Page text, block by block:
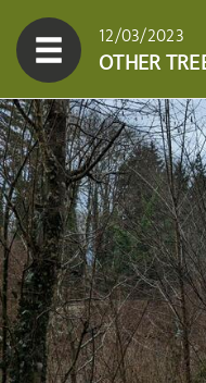
12/03/2023
OTHER